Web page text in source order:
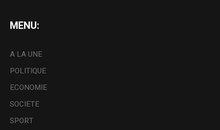
MENU:
A LA UNE
POLITIQUE
ECONOMIE
SOCIETE
SPORT